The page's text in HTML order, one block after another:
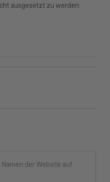
ausgesetzt zu werden.